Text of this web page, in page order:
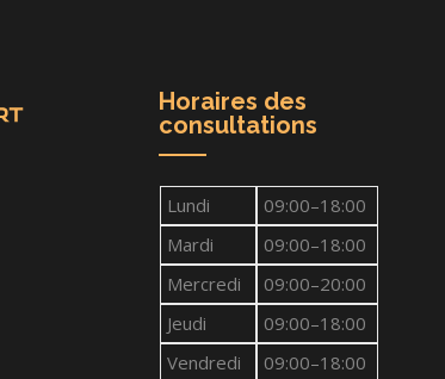
Horaires des
consultations
Lundi
09:00–18:00
Mardi
09:00–18:00
Mercredi
09:00–20:00
Jeudi
09:00–18:00
Vendredi
09:00–18:00